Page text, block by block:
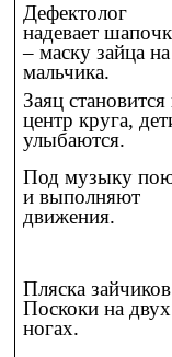
Дефектолог
надевает
– маску зайца на
мальчика.
Заяц становится
центр круга,
улыбаются.
Под музыку
и выполняют
движения.
Пляска
Поскоки на двух
ногах.